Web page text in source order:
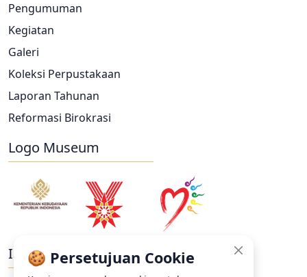
Pengumuman
Kegiatan
Galeri
Koleksi Perpustakaan
Laporan Tahunan
Reformasi Birokrasi
Logo Museum
Ikuti Kami
🍪 Persetujuan Cookie